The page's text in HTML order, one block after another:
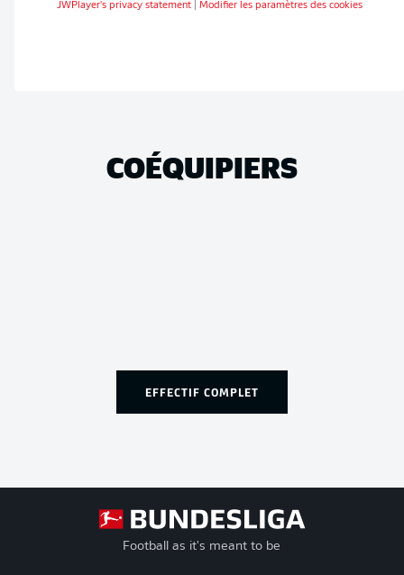
JWPlayer's privacy statement| Modifier les paramètres des cookies
COÉQUIPIERS
EFFECTIF COMPLET
Football as it's meant to be